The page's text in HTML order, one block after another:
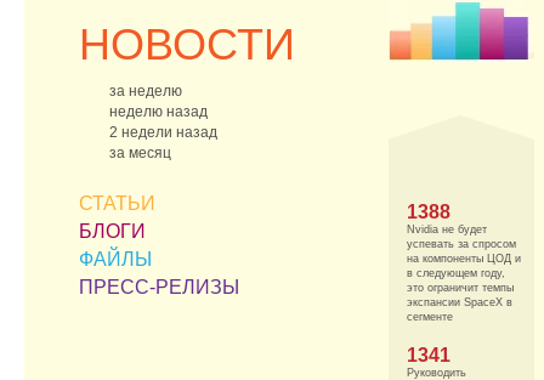
НОВОСТИ
за неделю
неделю назад
2 недели назад
за месяц
СТАТЬИ
БЛОГИ
ФАЙЛЫ
ПРЕСС-РЕЛИЗЫ
1388
Nvidia не будет
успевать за спросом
на компоненты ЦОД и
в следующем году,
это ограничит темпы
экспансии SpaceX в
сегменте
1341
Руководить